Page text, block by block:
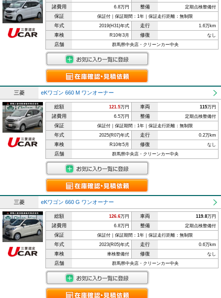
諸費用 6.8万円 整備 定期点検整備付
保証 保証付｜保証期間：1年｜保証走行距離：無制限
年式 2019(H31)年式 走行 1.6万km
車検 R10年3月 修復 なし
店舗 群馬県中央店・クリーンカー中央
三菱 eKワゴン 660 M ワンオーナー
総額 121.5万円 車両 115万円
諸費用 6.5万円 整備 定期点検整備付
保証 保証付｜保証期間：1年｜保証走行距離：無制限
年式 2025(R07)年式 走行 0.2万km
車検 R10年5月 修復 なし
店舗 群馬県中央店・クリーンカー中央
三菱 eKワゴン 660 G ワンオーナー
総額 126.6万円 車両 119.8万円
諸費用 6.8万円 整備 定期点検整備付
保証 保証付｜保証期間：1年｜保証走行距離：無制限
年式 2023(R05)年式 走行 0.6万km
車検 車検整備付 修復 なし
店舗 群馬県中央店・クリーンカー中央